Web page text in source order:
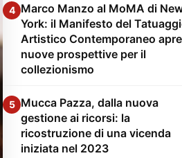
4 Marco Manzo al MoMA di
York: il Manifesto del
Artistico Contemporaneo apre
nuove prospettive per il
collezionismo
5 Mucca Pazza, dalla nuova
gestione ai ricorsi: la
ricostruzione di una vicenda
iniziata nel 2023